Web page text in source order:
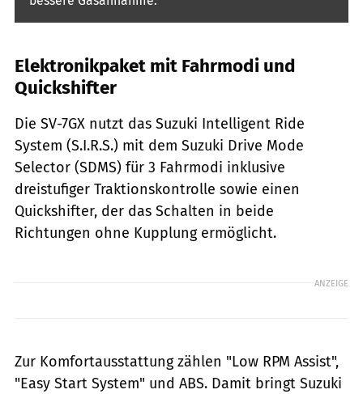
Elektronikpaket mit Fahrmodi und
Quickshifter
Die SV-7GX nutzt das Suzuki Intelligent Ride
System (S.I.R.S.) mit dem Suzuki Drive Mode
Selector (SDMS) für 3 Fahrmodi inklusive
dreistufiger Traktionskontrolle sowie einen
Quickshifter, der das Schalten in beide
Richtungen ohne Kupplung ermöglicht.
ANZEIGE
Zur Komfortausstattung zählen "Low RPM Assist",
"Easy Start System" und ABS. Damit bringt Suzuki